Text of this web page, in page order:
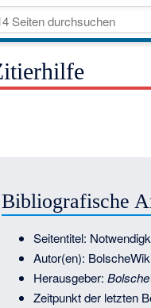
Bibliografische
Seitentitel:
Autor(en):
Herausgeber:
Zeitpunkt der letzten